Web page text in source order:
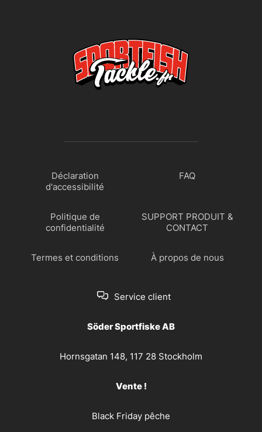
Déclaration
d'accessibilité
FAQ
Politique de
confidentialité
SUPPORT PRODUIT &
CONTACT
Termes et conditions À propos de nous
Service client
Söder Sportfiske AB
Hornsgatan 148, 117 28 Stockholm
Vente !
Black Friday pêche